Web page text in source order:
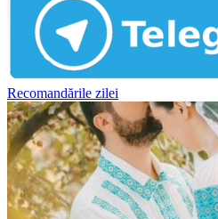
Recomandările zilei